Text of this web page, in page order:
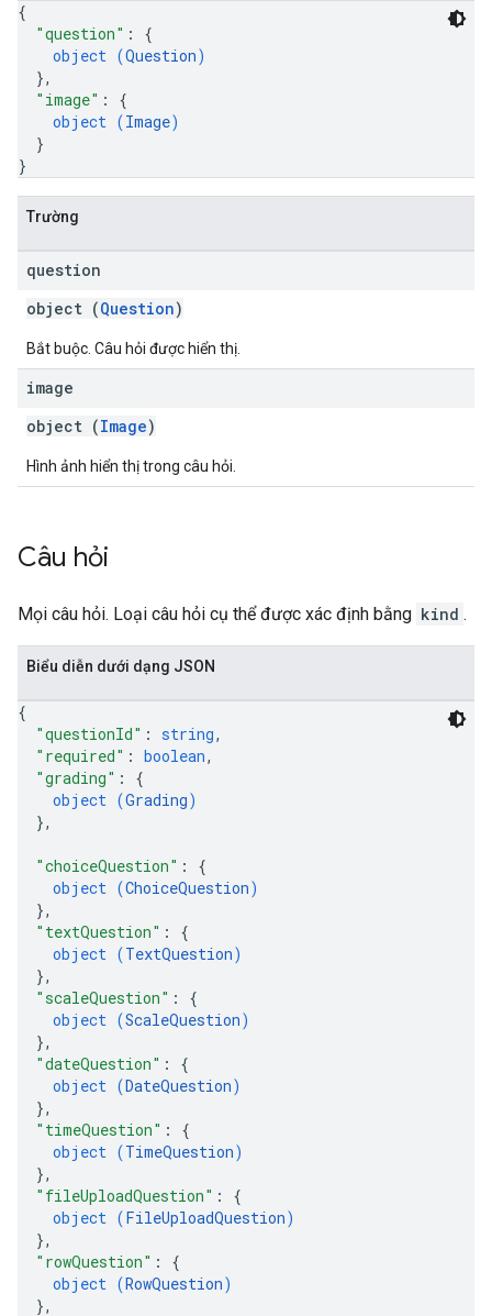
{
"question" : {
object (Question)
},
"image" : {
object (Image)
}
}
Trường
question
object (Question)
Bắt buộc. Câu hỏi được hiển thị.
image
object (Image)
Hình ảnh hiển thị trong câu hỏi.
Câu hỏi
Mọi câu hỏi. Loại câu hỏi cụ thể được xác định bằng kind .
Biểu diễn dưới dạng JSON
{
"questionId" : string,
"required" : boolean,
"grading" : {
object (Grading)
},
"choiceQuestion" : {
object (ChoiceQuestion)
},
"textQuestion" : {
object (TextQuestion)
},
"scaleQuestion" : {
object (ScaleQuestion)
},
"dateQuestion" : {
object (DateQuestion)
},
"timeQuestion" : {
object (TimeQuestion)
},
"fileUploadQuestion" : {
object (FileUploadQuestion)
},
"rowQuestion" : {
object (RowQuestion)
},